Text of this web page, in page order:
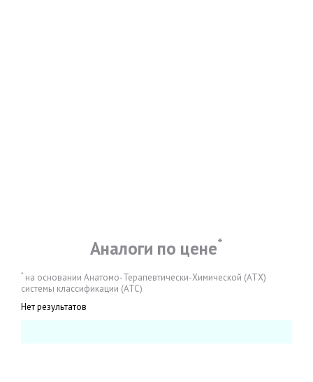
Аналоги по цене*
* на основании Анатомо-Терапевтически-Химической (АТХ)
системы классификации (АТС)
Нет результатов